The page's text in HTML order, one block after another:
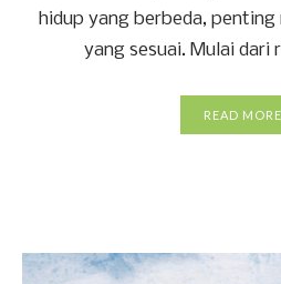
hidup yang berbeda,
yang sesuai. Mulai dari
READ